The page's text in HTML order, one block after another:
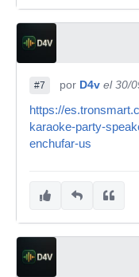
#7 por D4v el 30/
https://
karaoke-party-
enchufar-us